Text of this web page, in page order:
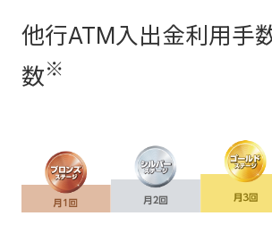
ご利用限度額
の引上げ
*1 セキュ
ンターネ
振込限度
更理由な
他行ATM入出金利用手
数※